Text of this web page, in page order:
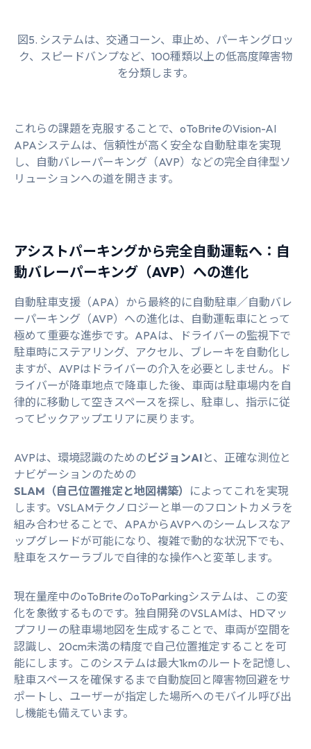
図5. システムは、交通コーン、車止め、パーキングロッ
ク、スピードバンプなど、100種類以上の低高度障害物
を分類します。
これらの課題を克服することで、oToBriteのVision-AI
APAシステムは、信頼性が高く安全な自動駐車を実現
し、自動バレーパーキング（AVP）などの完全自律型ソ
リューションへの道を開きます。
アシストパーキングから完全自動運転へ：自
動バレーパーキング（AVP）への進化
自動駐車支援（APA）から最終的に自動駐車／自動バレ
ーパーキング（AVP）への進化は、自動運転車にとって
極めて重要な進歩です。APAは、ドライバーの監視下で
駐車時にステアリング、アクセル、ブレーキを自動化し
ますが、AVPはドライバーの介入を必要としません。ド
ライバーが降車地点で降車した後、車両は駐車場内を自
律的に移動して空きスペースを探し、駐車し、指示に従
ってピックアップエリアに戻ります。
AVPは、環境認識のためのビジョンAI と、正確な測位と
ナビゲーションのための
SLAM（自己位置推定と地図構築） によってこれを実現
します。VSLAMテクノロジーと単一のフロントカメラを
組み合わせることで、APAからAVPへのシームレスなア
ップグレードが可能になり、複雑で動的な状況下でも、
駐車をスケーラブルで自律的な操作へと変革します。
現在量産中のoToBriteのoToParkingシステムは、この変
化を象徴するものです。独自開発のVSLAMは、HDマッ
プフリーの駐車場地図を生成することで、車両が空間を
認識し、20cm未満の精度で自己位置推定することを可
能にします。このシステムは最大1kmのルートを記憶し、
駐車スペースを確保するまで自動旋回と障害物回避をサ
ポートし、ユーザーが指定した場所へのモバイル呼び出
し機能も備えています。